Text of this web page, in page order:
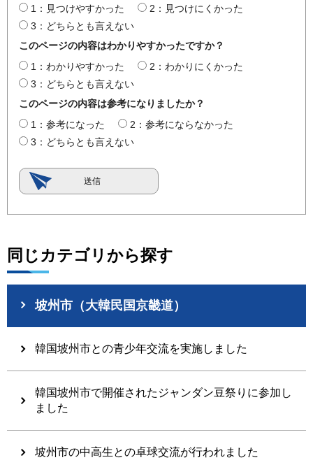
1：見つけやすかった
2：見つけにくかった
3：どちらとも言えない
このページの内容はわかりやすかったですか？
1：わかりやすかった
2：わかりにくかった
3：どちらとも言えない
このページの内容は参考になりましたか？
1：参考になった
2：参考にならなかった
3：どちらとも言えない
同じカテゴリから探す
坡州市（大韓民国京畿道）
韓国坡州市との青少年交流を実施しました
韓国坡州市で開催されたジャンダン豆祭りに参加し
ました
坡州市の中高生との卓球交流が行われました